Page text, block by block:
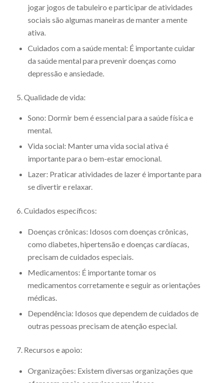
jogar jogos de tabuleiro e participar de atividades
sociais são algumas maneiras de manter a mente
ativa.
Cuidados com a saúde mental: É importante cuidar
da saúde mental para prevenir doenças como
depressão e ansiedade.
5. Qualidade de vida:
Sono: Dormir bem é essencial para a saúde física e
mental.
Vida social: Manter uma vida social ativa é
importante para o bem-estar emocional.
Lazer: Praticar atividades de lazer é importante para
se divertir e relaxar.
6. Cuidados específicos:
Doenças crônicas: Idosos com doenças crônicas,
como diabetes, hipertensão e doenças cardíacas,
precisam de cuidados especiais.
Medicamentos: É importante tomar os
medicamentos corretamente e seguir as orientações
médicas.
Dependência: Idosos que dependem de cuidados de
outras pessoas precisam de atenção especial.
7. Recursos e apoio:
Organizações: Existem diversas organizações que